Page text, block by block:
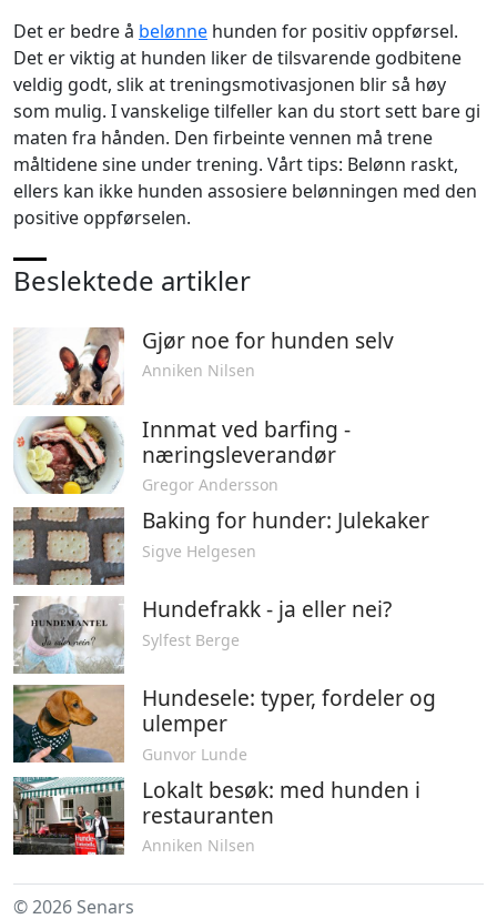
Det er bedre å belønne hunden for positiv oppførsel.
Det er viktig at hunden liker de tilsvarende godbitene
veldig godt, slik at treningsmotivasjonen blir så høy
som mulig. I vanskelige tilfeller kan du stort sett bare gi
maten fra hånden. Den firbeinte vennen må trene
måltidene sine under trening. Vårt tips: Belønn raskt,
ellers kan ikke hunden assosiere belønningen med den
positive oppførselen.
Beslektede artikler
Gjør noe for hunden selv
Anniken Nilsen
Innmat ved barfing -
næringsleverandør
Gregor Andersson
Baking for hunder: Julekaker
Sigve Helgesen
Hundefrakk - ja eller nei?
Sylfest Berge
Hundesele: typer, fordeler og
ulemper
Gunvor Lunde
Lokalt besøk: med hunden i
restauranten
Anniken Nilsen
© 2026 Senars